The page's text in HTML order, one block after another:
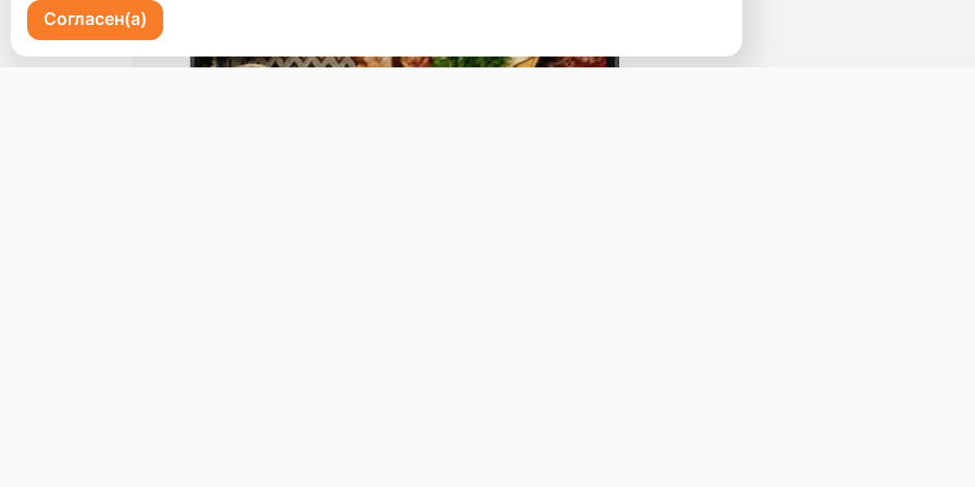
Согласен(а)